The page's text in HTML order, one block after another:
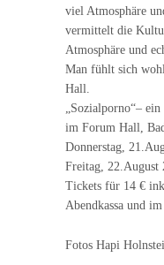
viel Atmosphäre
vermittelt die
Atmosphäre und
Man fühlt sich
Hall.
„Sozialporno“–
im Forum Hall,
Donnerstag,
Freitag, 22.August
Tickets für 14 €
Abendkassa und
Fotos Hapi